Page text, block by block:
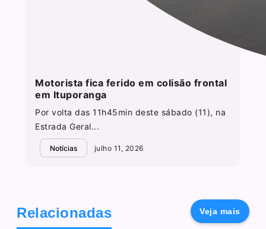
Motorista fica ferido em colisão frontal
em Ituporanga
Por volta das 11h45min deste sábado (11), na
Estrada Geral...
Notícias julho 11, 2026
Relacionadas Veja mais